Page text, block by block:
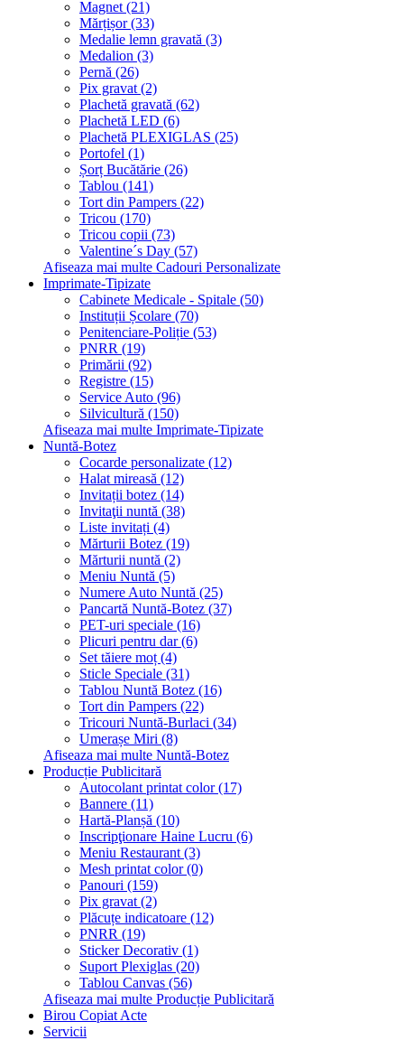
Magnet (21)
Mărțișor (33)
Medalie lemn gravată (3)
Medalion (3)
Pernă (26)
Pix gravat (2)
Plachetă gravată (62)
Plachetă LED (6)
Plachetă PLEXIGLAS (25)
Portofel (1)
Șorț Bucătărie (26)
Tablou (141)
Tort din Pampers (22)
Tricou (170)
Tricou copii (73)
Valentine´s Day (57)
Afiseaza mai multe Cadouri Personalizate
Imprimate-Tipizate
Cabinete Medicale - Spitale (50)
Instituții Școlare (70)
Penitenciare-Poliție (53)
PNRR (19)
Primării (92)
Registre (15)
Service Auto (96)
Silvicultură (150)
Afiseaza mai multe Imprimate-Tipizate
Nuntă-Botez
Cocarde personalizate (12)
Halat mireasă (12)
Invitații botez (14)
Invitaţii nuntă (38)
Liste invitați (4)
Mărturii Botez (19)
Mărturii nuntă (2)
Meniu Nuntă (5)
Numere Auto Nuntă (25)
Pancartă Nuntă-Botez (37)
PET-uri speciale (16)
Plicuri pentru dar (6)
Set tăiere moț (4)
Sticle Speciale (31)
Tablou Nuntă Botez (16)
Tort din Pampers (22)
Tricouri Nuntă-Burlaci (34)
Umerașe Miri (8)
Afiseaza mai multe Nuntă-Botez
Producție Publicitară
Autocolant printat color (17)
Bannere (11)
Hartă-Planșă (10)
Inscripţionare Haine Lucru (6)
Meniu Restaurant (3)
Mesh printat color (0)
Panouri (159)
Pix gravat (2)
Plăcuțe indicatoare (12)
PNRR (19)
Sticker Decorativ (1)
Suport Plexiglas (20)
Tablou Canvas (56)
Afiseaza mai multe Producție Publicitară
Birou Copiat Acte
Servicii